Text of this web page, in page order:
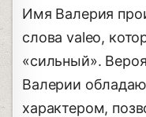
Имя Валерия
слова valeo,
«сильный».
Валерии
характером,